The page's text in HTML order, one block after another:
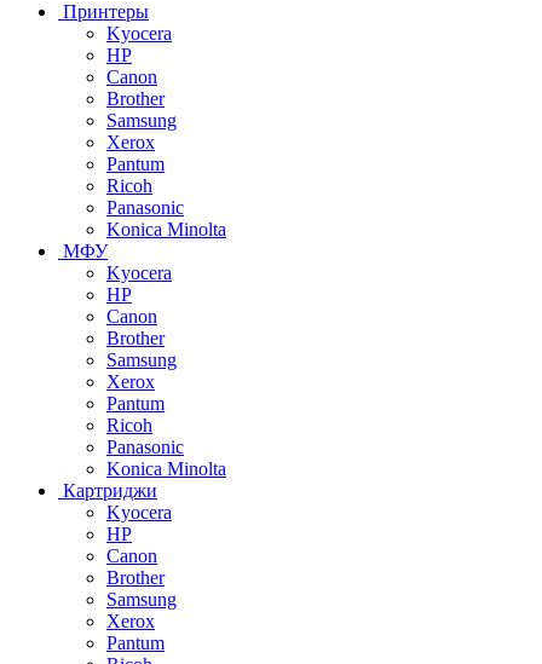
Принтеры
Kyocera
HP
Canon
Brother
Samsung
Xerox
Pantum
Ricoh
Panasonic
Konica Minolta
МФУ
Kyocera
HP
Canon
Brother
Samsung
Xerox
Pantum
Ricoh
Panasonic
Konica Minolta
Картриджи
Kyocera
HP
Canon
Brother
Samsung
Xerox
Pantum